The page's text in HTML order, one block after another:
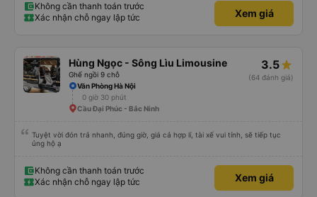
Không cần thanh toán trước
Xác nhận chỗ ngay lập tức
Xem giá
Hùng Ngọc - Sông Lìu Limousine
Ghế ngồi 9 chỗ
3.5
(64 đánh giá)
Văn Phòng Hà Nội
0 giờ 30 phút
Cầu Đại Phúc - Bắc Ninh
Tuyệt vời đón trả nhanh, đúng giờ, giá cả hợp lí, tài xế vui tính, sẽ tiếp tục
ủng hộ ạ
Không cần thanh toán trước
Xác nhận chỗ ngay lập tức
Xem giá